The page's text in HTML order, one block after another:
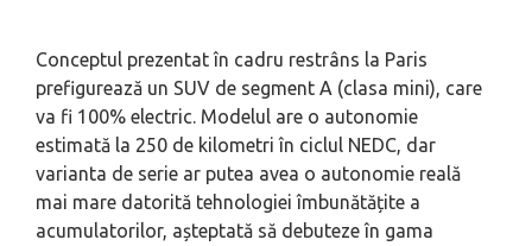
Conceptul prezentat în cadru restrâns la Paris
prefigurează un SUV de segment A (clasa mini), care
va fi 100% electric. Modelul are o autonomie
estimată la 250 de kilometri în ciclul NEDC, dar
varianta de serie ar putea avea o autonomie reală
mai mare datorită tehnologiei îmbunătățite a
acumulatorilor, așteptată să debuteze în gama